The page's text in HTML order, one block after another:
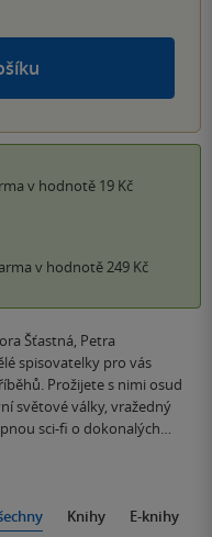
v hodnotě 19 Kč
v hodnotě 249 Kč
Šťastná, Petra
spisovatelky pro vás
Prožijete s nimi osud
světové války, vražedný
sci-fi o dokonalých…
Knihy E-knihy